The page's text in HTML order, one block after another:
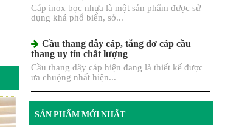
Cáp inox bọc nhựa là một sản phẩm được sử
dụng khá phổ biến, sở...
Cầu thang dây cáp, tăng đơ cáp cầu
thang uy tín chất lượng
Cầu thang dây cáp hiện đang là thiết kế được
ưa chuộng nhất hiện...
SẢN PHẨM MỚI NHẤT